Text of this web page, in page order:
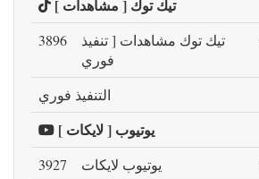
تيك توك [ مشاهدات ]
3896
تيك توك مشاهدات [ تنفيذ
فوري
التنفيذ فوري
يوتيوب [ لايكات ]
3927 يوتيوب لايكات